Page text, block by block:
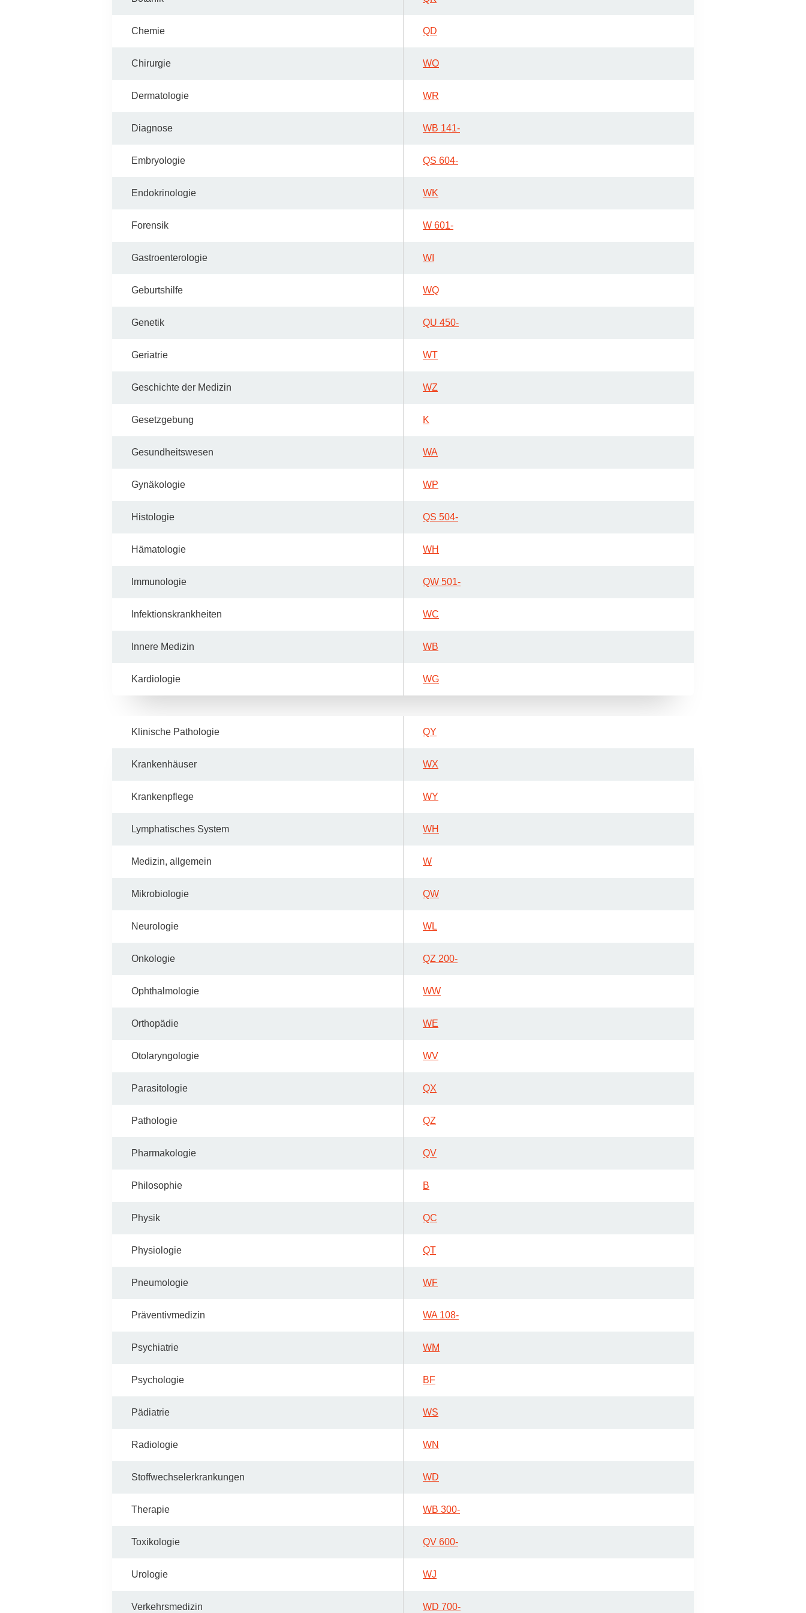
Chemie QD
Chirurgie WO
Dermatologie WR
Diagnose WB 141-
Embryologie QS 604-
Endokrinologie WK
Forensik W 601-
Gastroenterologie WI
Geburtshilfe WQ
Genetik QU 450-
Geriatrie WT
Geschichte der Medizin WZ
Gesetzgebung K
Gesundheitswesen WA
Gynäkologie WP
Histologie QS 504-
Hämatologie WH
Immunologie QW 501-
Infektionskrankheiten WC
Innere Medizin WB
Kardiologie WG
Klinische Pathologie QY
Krankenhäuser WX
Krankenpflege WY
Lymphatisches System WH
Medizin, allgemein W
Mikrobiologie QW
Neurologie WL
Onkologie QZ 200-
Ophthalmologie WW
Orthopädie WE
Otolaryngologie WV
Parasitologie QX
Pathologie QZ
Pharmakologie QV
Philosophie B
Physik QC
Physiologie QT
Pneumologie WF
Präventivmedizin WA 108-
Psychiatrie WM
Psychologie BF
Pädiatrie WS
Radiologie WN
Stoffwechselerkrankungen WD
Therapie WB 300-
Toxikologie QV 600-
Urologie WJ
Verkehrsmedizin WD 700-